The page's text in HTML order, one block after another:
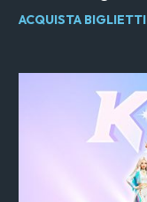
ACQUISTA BIGLIETTI